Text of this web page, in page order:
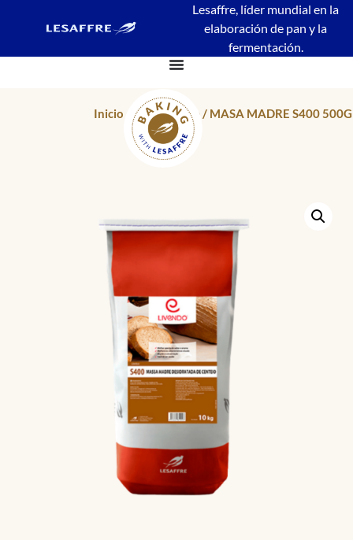
Lesaffre, líder mundial en la
elaboración de pan y la
fermentación.
Inicio Masa Madre/ MASA MADRE S400 500G